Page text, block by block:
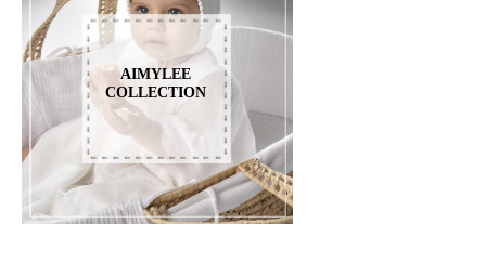
AIMYLEE
COLLECTION